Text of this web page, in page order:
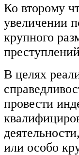
Ко второму
увеличении
крупного
В целях
провести
или особо